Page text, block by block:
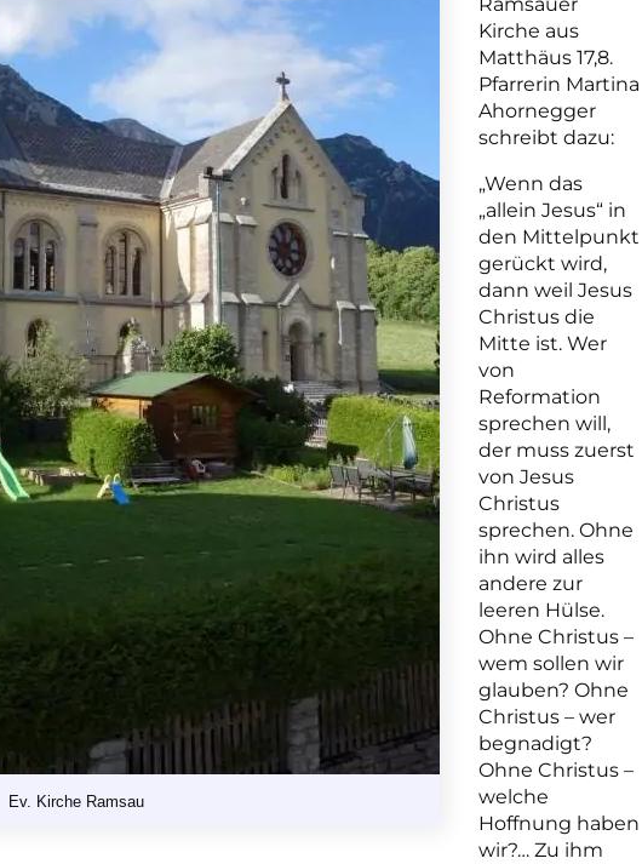
Ev. Kirche Ramsau
Kirche aus
Matthäus 17,8.
Pfarrerin Martina
Ahornegger
schreibt dazu:
„Wenn das
„allein Jesus“ in
den Mittelpunkt
gerückt wird,
dann weil Jesus
Christus die
Mitte ist. Wer
von
Reformation
sprechen will,
der muss zuerst
von Jesus
Christus
sprechen. Ohne
ihn wird alles
andere zur
leeren Hülse.
Ohne Christus –
wem sollen wir
glauben? Ohne
Christus – wer
begnadigt?
Ohne Christus –
welche
Hoffnung haben
wir?… Zu ihm